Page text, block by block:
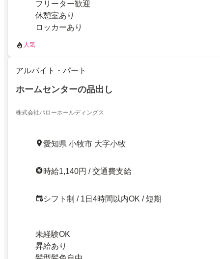
フリーター歓迎
休憩室あり
ロッカーあり
人気
アルバイト・パート
ホームセンターの品出し
株式会社バローホールディングス
愛知県 小牧市 大字小牧
時給1,140円 / 交通費支給
シフト制 / 1日4時間以内OK / 短期
未経験OK
昇給あり